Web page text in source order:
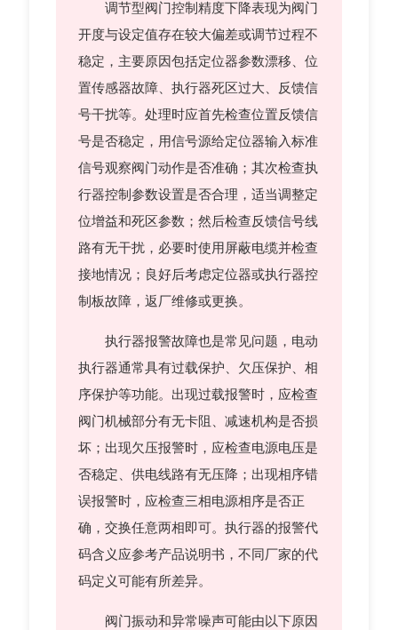
调节型阀门控制精度下降表现为阀门
开度与设定值存在较大偏差或调节过程不
稳定，主要原因包括定位器参数漂移、位
置传感器故障、执行器死区过大、反馈信
号干扰等。处理时应首先检查位置反馈信
号是否稳定，用信号源给定位器输入标准
信号观察阀门动作是否准确；其次检查执
行器控制参数设置是否合理，适当调整定
位增益和死区参数；然后检查反馈信号线
路有无干扰，必要时使用屏蔽电缆并检查
接地情况；良好后考虑定位器或执行器控
制板故障，返厂维修或更换。
执行器报警故障也是常见问题，电动
执行器通常具有过载保护、欠压保护、相
序保护等功能。出现过载报警时，应检查
阀门机械部分有无卡阻、减速机构是否损
坏；出现欠压报警时，应检查电源电压是
否稳定、供电线路有无压降；出现相序错
误报警时，应检查三相电源相序是否正
确，交换任意两相即可。执行器的报警代
码含义应参考产品说明书，不同厂家的代
码定义可能有所差异。
阀门振动和异常噪声可能由以下原因